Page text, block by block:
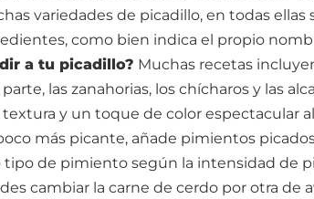
variedades de picadillo, en todas
como bien indica el propio
a tu picadillo? Muchas recetas
las zanahorias, los chícharos y las
textura y un toque de color espectacular
más picante, añade pimientos
tipo de pimiento según la intensidad de
cambiar la carne de cerdo por otra de